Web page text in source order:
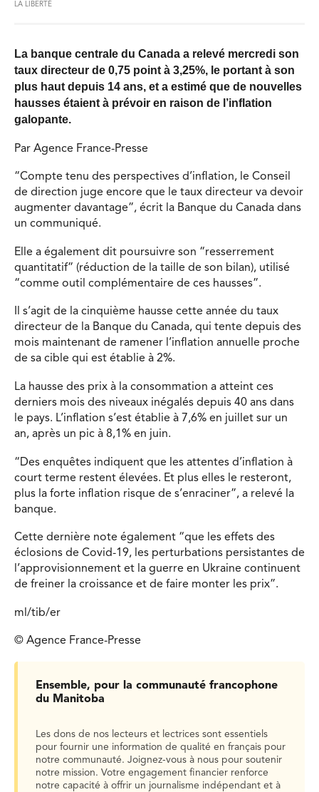
LA LIBERTÉ
La banque centrale du Canada a relevé mercredi son
taux directeur de 0,75 point à 3,25%, le portant à son
plus haut depuis 14 ans, et a estimé que de nouvelles
hausses étaient à prévoir en raison de l’inflation
galopante.
Par Agence France-Presse
“Compte tenu des perspectives d’inflation, le Conseil
de direction juge encore que le taux directeur va devoir
augmenter davantage”, écrit la Banque du Canada dans
un communiqué.
Elle a également dit poursuivre son “resserrement
quantitatif” (réduction de la taille de son bilan), utilisé
“comme outil complémentaire de ces hausses”.
Il s’agit de la cinquième hausse cette année du taux
directeur de la Banque du Canada, qui tente depuis des
mois maintenant de ramener l’inflation annuelle proche
de sa cible qui est établie à 2%.
La hausse des prix à la consommation a atteint ces
derniers mois des niveaux inégalés depuis 40 ans dans
le pays. L’inflation s’est établie à 7,6% en juillet sur un
an, après un pic à 8,1% en juin.
“Des enquêtes indiquent que les attentes d’inflation à
court terme restent élevées. Et plus elles le resteront,
plus la forte inflation risque de s’enraciner”, a relevé la
banque.
Cette dernière note également “que les effets des
éclosions de Covid-19, les perturbations persistantes de
l’approvisionnement et la guerre en Ukraine continuent
de freiner la croissance et de faire monter les prix”.
ml/tib/er
© Agence France-Presse
Ensemble, pour la communauté francophone
du Manitoba
Les dons de nos lecteurs et lectrices sont essentiels
pour fournir une information de qualité en français pour
notre communauté. Joignez-vous à nous pour soutenir
notre mission. Votre engagement financier renforce
notre capacité à offrir un journalisme indépendant et à